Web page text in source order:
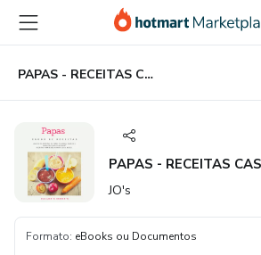
para
conteúdo
principal
para
pagamento
para
rodapé
PAPAS - RECEITAS CASEIRAS
PAPAS - RECEITAS
JO's
Formato: eBooks ou Documentos